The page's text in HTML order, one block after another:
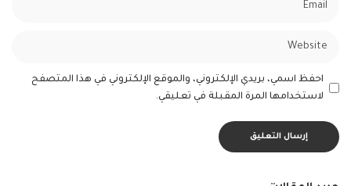
احفظ اسمي، بريدي الإلكتروني، والموقع الإلكتروني في هذا المتصفح
لاستخدامها المرة المقبلة في تعليقي.